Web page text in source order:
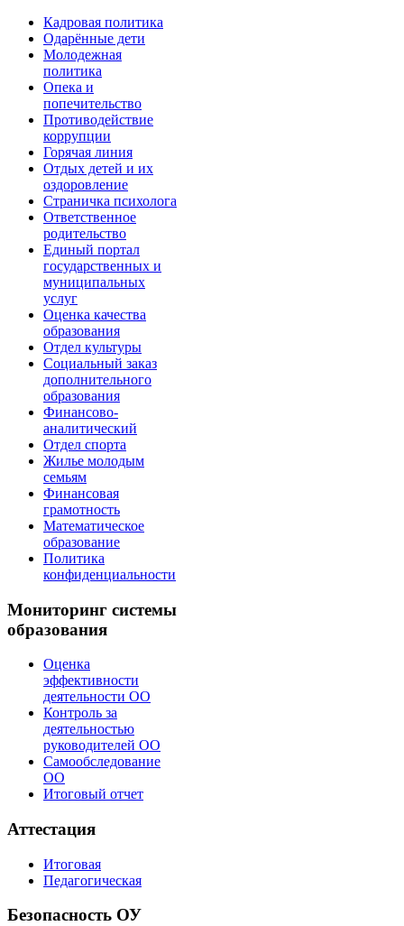
Кадровая политика
Одарённые дети
Молодежная
политика
Опека и
попечительство
Противодействие
коррупции
Горячая линия
Отдых детей и их
оздоровление
Страничка психолога
Ответственное
родительство
Единый портал
государственных и
муниципальных
услуг
Оценка качества
образования
Отдел культуры
Социальный заказ
дополнительного
образования
Финансово-
аналитический
Отдел спорта
Жилье молодым
семьям
Финансовая
грамотность
Математическое
образование
Политика
конфиденциальности
Мониторинг системы
образования
Оценка
эффективности
деятельности ОО
Контроль за
деятельностью
руководителей ОО
Самообследование
ОО
Итоговый отчет
Аттестация
Итоговая
Педагогическая
Безопасность ОУ